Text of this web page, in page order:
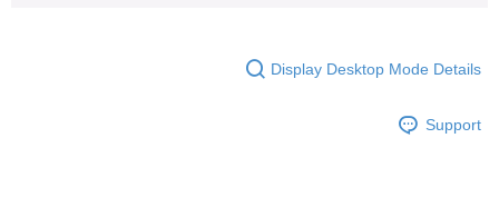
Display Desktop Mode Details
Support